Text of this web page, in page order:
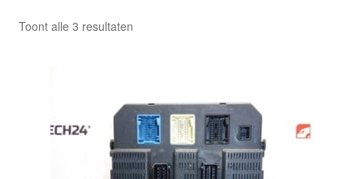
Toont alle 3 resultatenGesorteerd